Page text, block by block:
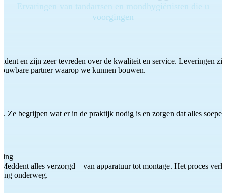
Ervaringen van tandartsen en mondhygiënisten die u
voorgingen
en zijn zeer tevreden over de kwaliteit en service. Leveringen
partner waarop we kunnen bouwen.
Ze begrijpen wat er in de praktijk nodig is en zorgen dat alles
alles verzorgd – van apparatuur tot montage. Het proces
onderweg.